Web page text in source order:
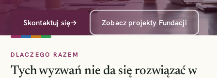
Skontaktuj się→ Zobacz projekty Fundacji
DLACZEGO RAZEM
Tych wyzwań nie da się rozwiązać w